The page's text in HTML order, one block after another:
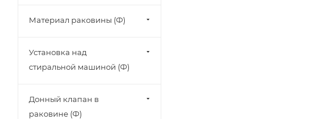
Материал раковины (Ф)
Установка над
стиральной машиной (Ф)
Донный клапан в
раковине (Ф)